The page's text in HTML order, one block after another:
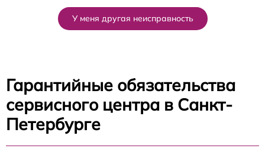
У меня другая неисправность
Гарантийные обязательства
сервисного центра в Санкт-
Петербурге